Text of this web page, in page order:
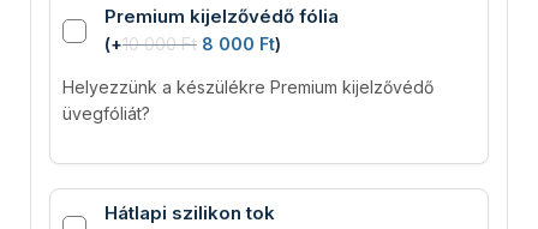
Premium kijelzővédő fólia
(+10 000Ft 8 000 Ft)
Helyezzünk a készülékre Premium kijelzővédő
üvegfóliát?
Hátlapi szilikon tok